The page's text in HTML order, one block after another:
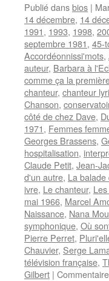
Publié dansbios |
14 décembre, 14
1991, 1993, 1998,
septembre 1981, 45-
Accordéonnissi'mots,
auteur, Barbara à
comme ça la
chanteur, chanteur
Chanson,
côté de chez Dave,
1971, Femmes
Georges Brassens,
hospitalisation,
Claude Petit, Jean-
d'un autre, La
ivre, Le chanteur,
mai 1966, Marcel
Naissance, Nana
symphonique, Où
Pierre Perret,
Chauvier, Serge
télévision française,
Gilbert |